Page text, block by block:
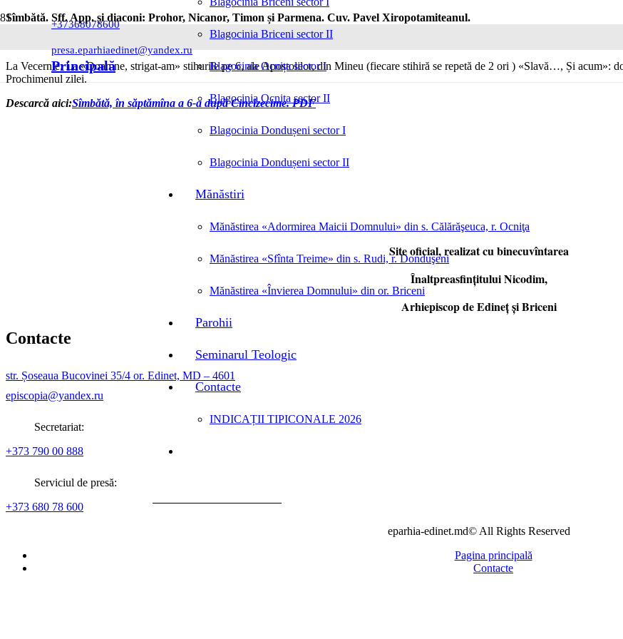
+37368078600
presa.eparhiaedinet@yandex.ru
Principală
Blagocinia Briceni sector II
Blagocinia Ocnița sector I
Blagocinia Ocnița sector II
Blagocinia Dondușeni sector I
Blagocinia Dondușeni sector II
Mănăstiri
Mănăstirea «Adormirea Maicii Domnului» din s. Călărăşeuca, r. Ocniţa
Mănăstirea «Sfînta Treime» din s. Rudi, r. Donduşeni
Mănăstirea «Învierea Domnului» din or. Briceni
Parohii
Seminarul Teologic
Contacte
INDICAȚII TIPICONALE 2026
Sîmbătă. Sff. App. și diaconi: Prohor, Nicanor, Timon și Parmena. Cuv. Pavel Xiropotamiteanul.
La Vecernie: La «Doamne, strigat-am» stihurile pe 6, ale Apostolilor, din Mineu (fiecare stihiră se repetă de 2 ori ) «Slavă…, Și acum»:
Prochimenul zilei.
Descarcă aici:Sîmbătă, în săptămîna a 6-a după Cincizecime. PDF
Site oficial, realizat cu binecuvîntarea
Înaltpreasfințitului Nicodim,
Arhiepiscop de Edineţ şi Briceni
Contacte
str. Șoseaua Bucovinei 35/4 or. Edinet, MD – 4601
episcopia@yandex.ru
Secretariat:
+373 790 00 888
Serviciul de presă:
+373 680 78 600
eparhia-edinet.md© All Rights Reserved
Pagina principală
Contacte